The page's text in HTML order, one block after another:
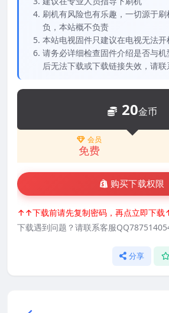
刷机有风险也有乐趣，一切源于
负，本站概不负责
本站电视固件只建议在电视无法
请务必详细检查固件介绍是否与
后无法下载或下载链接失效，请
20金币
会员
免费
购买下载权限
↑↑下载前请先复制密码，再点立即下
下载遇到问题？请联系客服
分享